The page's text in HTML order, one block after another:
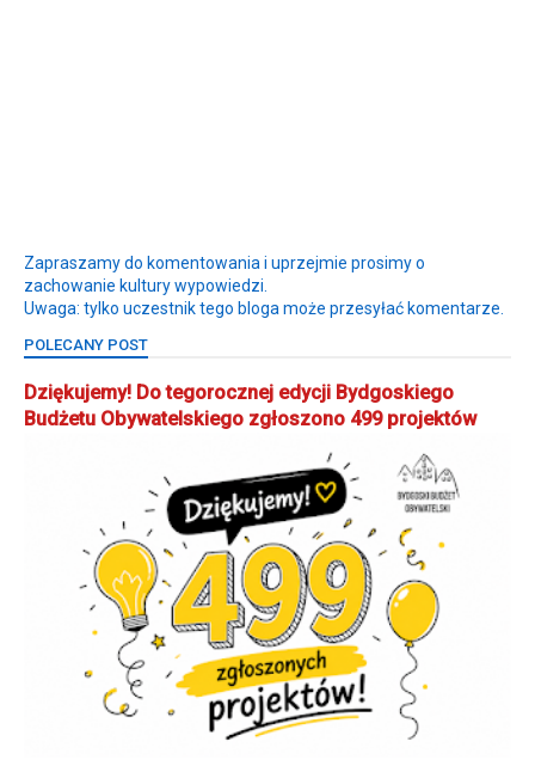
Zapraszamy do komentowania i uprzejmie prosimy o
zachowanie kultury wypowiedzi.
Uwaga: tylko uczestnik tego bloga może przesyłać komentarze.
POLECANY POST
Dziękujemy! Do tegorocznej edycji Bydgoskiego
Budżetu Obywatelskiego zgłoszono 499 projektów